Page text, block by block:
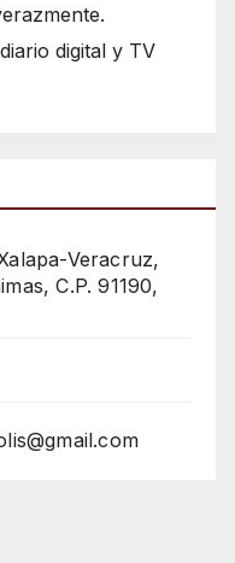
digital y TV
Veracruz,
C.P. 91190,